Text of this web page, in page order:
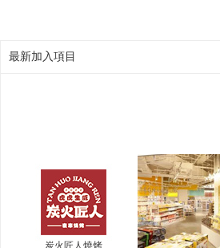
最新加入項目
炭火匠人燒烤